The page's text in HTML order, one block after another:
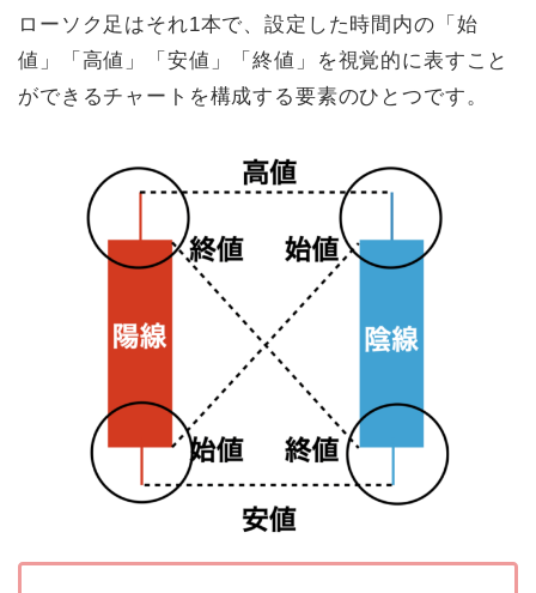
ローソク足はそれ1本で、設定した時間内の「始
値」「高値」「安値」「終値」を視覚的に表すこと
ができるチャートを構成する要素のひとつです。